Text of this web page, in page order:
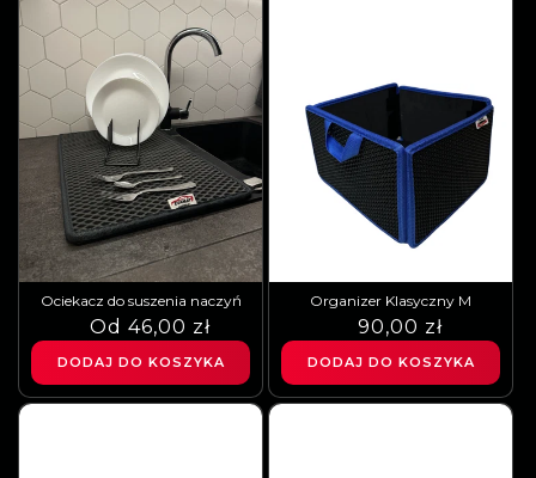
Ociekacz do suszenia naczyń
Cena
regularna
Cena
sprzedaży
Od 46,00 zł
DODAJ DO KOSZYKA
Organizer Klasyczny M
Cena
regularna
Cena
sprzedaży
90,00 zł
DODAJ DO KOSZYKA